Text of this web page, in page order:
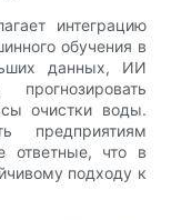
интеграцию
обучения в
данных, ИИ
очистки воды.
предприятиям
ответные, что в
подходу к